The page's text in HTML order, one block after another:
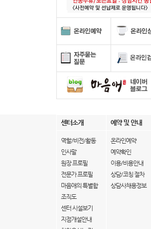
센터소개 예약 및 안내
역할/비전/활동
인사말
원장 프로필
전문가 프로필
마음애의 특별함
조직도
센터 시설보기
지점개설안내
온라인예약
예약확인
이용/비용안내
상담/코칭 절차
상담사채용정보